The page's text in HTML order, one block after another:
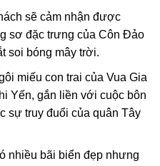
sẽ cảm nhận được
sơ đặc trưng của Côn Đảo
soi bóng mây trời.
miếu con trai của Vua Gia
Yến, gắn liền với cuộc bôn
sự truy đuổi của quân Tây
nhiều bãi biển đẹp nhưng